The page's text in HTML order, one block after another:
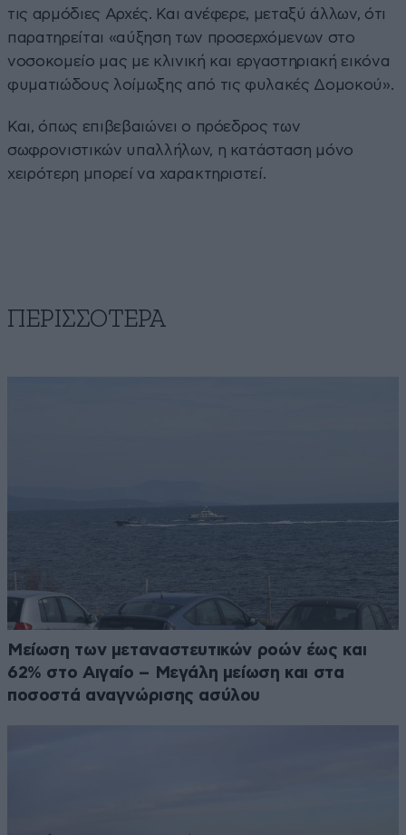
τις αρμόδιες Αρχές. Και ανέφερε, μεταξύ άλλων, ότι
παρατηρείται «αύξηση των προσερχόμενων στο
νοσοκομείο μας με κλινική και εργαστηριακή εικόνα
φυματιώδους λοίμωξης από τις φυλακές Δομοκού».
Και, όπως επιβεβαιώνει ο πρόεδρος των
σωφρονιστικών υπαλλήλων, η κατάσταση μόνο
χειρότερη μπορεί να χαρακτηριστεί.
ΠΕΡΙΣΣΟΤΕΡΑ
Μείωση των μεταναστευτικών ροών έως και
62% στο Αιγαίο – Μεγάλη μείωση και στα
ποσοστά αναγνώρισης ασύλου